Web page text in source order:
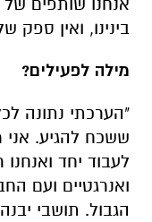
בינינו, ואין ספק
מילה לפעילים?
"הערכתי נתונה
ששכח להגיע. אני
לעבוד יחד
ואנרגטיים ועם
הגבול. תושבי